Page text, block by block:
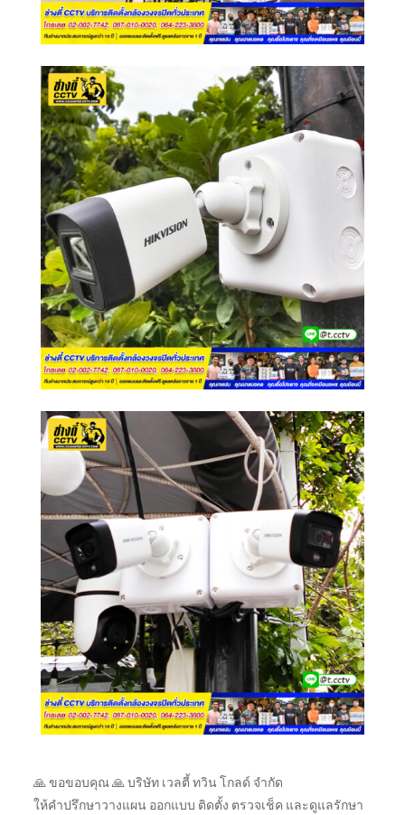
🙏 ขอขอบคุณ 🙏 บริษัท เวลตี้ ทวิน โกลด์ จำกัด
ให้คำปรึกษาวางแผน ออกแบบ ติดตั้ง ตรวจเช็ค และดูแลรักษา